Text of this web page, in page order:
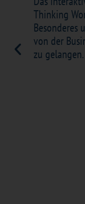
Thinking
Besonderes
von der
zu gelangen.